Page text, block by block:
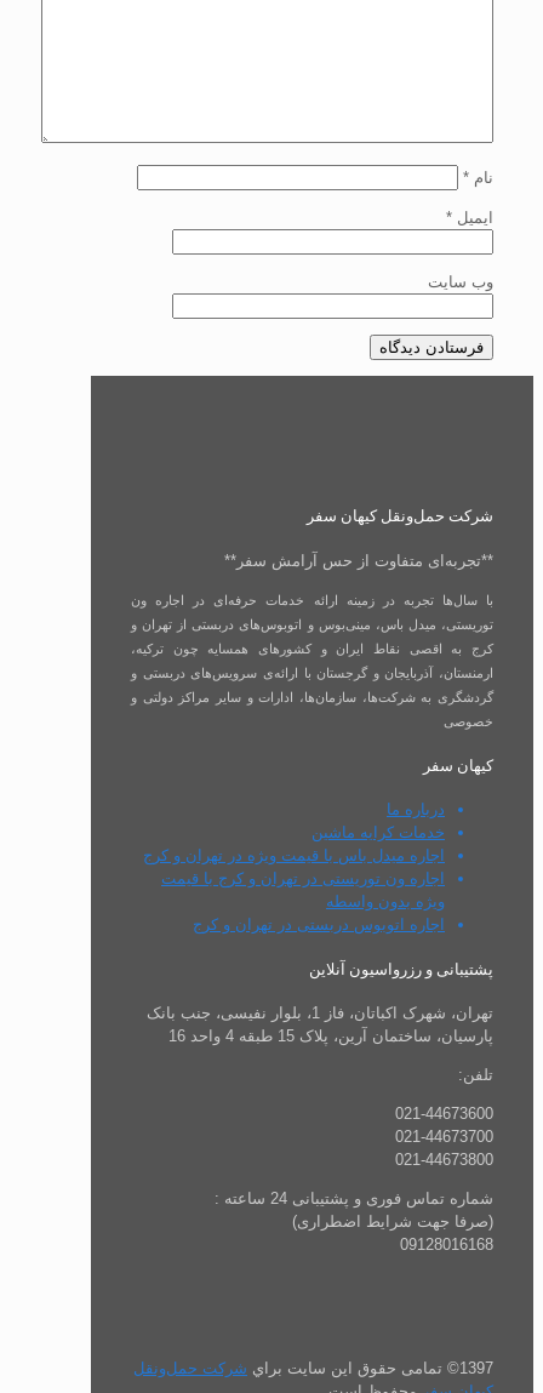
نام *
ایمیل *
وب‌ سایت
شرکت حمل‌و‌نقل کیهان سفر
**تجربه‌ای متفاوت از حس آرامش سفر**
با سال‌ها تجربه در زمینه ارائه خدمات حرفه‌ای در اجاره ون
توریستی،‌ میدل باس، مینی‌بوس و اتوبوس‌های دربستی از تهران و
کرج به اقصی نقاط ایران و کشورهای همسایه چون ترکیه،
ارمنستان، آذربایجان و گرجستان با ارائه‌ی سرویس‌های دربستی و
گردشگری به شرکت‌ها، سازمان‌ها، ادارات و سایر مراکز دولتی و
خصوصی
کیهان سفر
درباره ما
خدمات کرایه ماشین
اجاره میدل‌ باس با قیمت ویژه در تهران و کرج
اجاره ون توریستی در تهران و کرج با قیمت
ویژه بدون واسطه
اجاره اتوبوس دربستی در تهران و کرج
پشتیبانی و رزرواسیون آنلاین
تهران، شهرک اکباتان، فاز 1، بلوار نفیسی، جنب بانک
پارسیان، ساختمان آرین، پلاک 15 طبقه 4 واحد 16
تلفن:
021-44673600
021-44673700
021-44673800
شماره تماس فوری و پشتیبانی 24 ساعته :
(صرفا جهت شرایط اضطراری)
09128016168
1397© تمامی حقوق این سایت براي
شرکت حمل‌ونقل